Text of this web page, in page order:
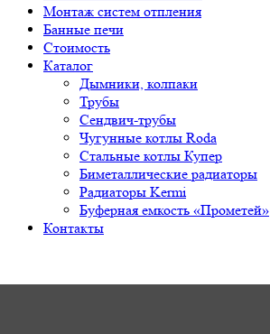
Монтаж систем отпления
Банные печи
Стоимость
Каталог
Дымники, колпаки
Трубы
Сендвич-трубы
Чугунные котлы Roda
Стальные котлы Купер
Биметаллические радиаторы
Радиаторы Kermi
Буферная емкость «Прометей»
Контакты